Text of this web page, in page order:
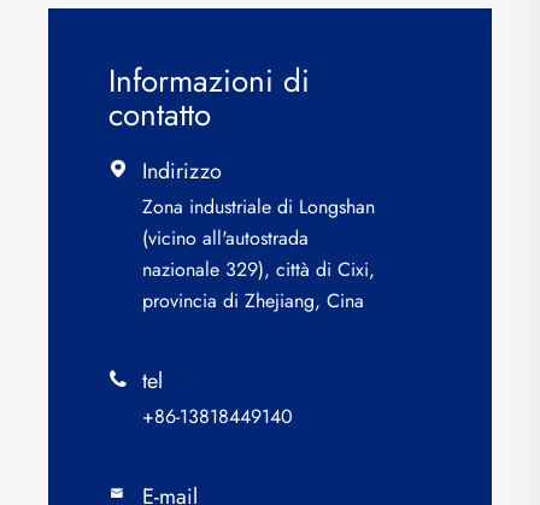
Informazioni di
contatto
 Indirizzo
Zona industriale di Longshan
(vicino all'autostrada
nazionale 329), città di Cixi,
provincia di Zhejiang, Cina
 tel
+86-13818449140
 E-mail